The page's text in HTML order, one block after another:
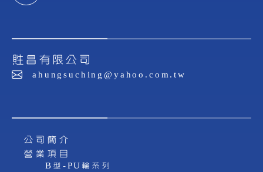
貹昌有限公司
ahungsuching@yahoo.com.tw
公司簡介
營業項目
B型-PU輪系列